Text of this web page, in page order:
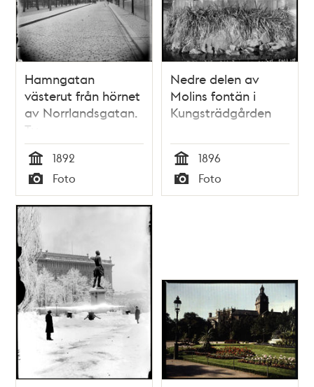
Hamngatan
västerut från hörnet
av Norrlandsgatan.
T.v.
Kungsträdgården
Tid
1892
Typ
Foto
Nedre delen av
Molins fontän i
Kungsträdgården
Tid
1896
Typ
Foto